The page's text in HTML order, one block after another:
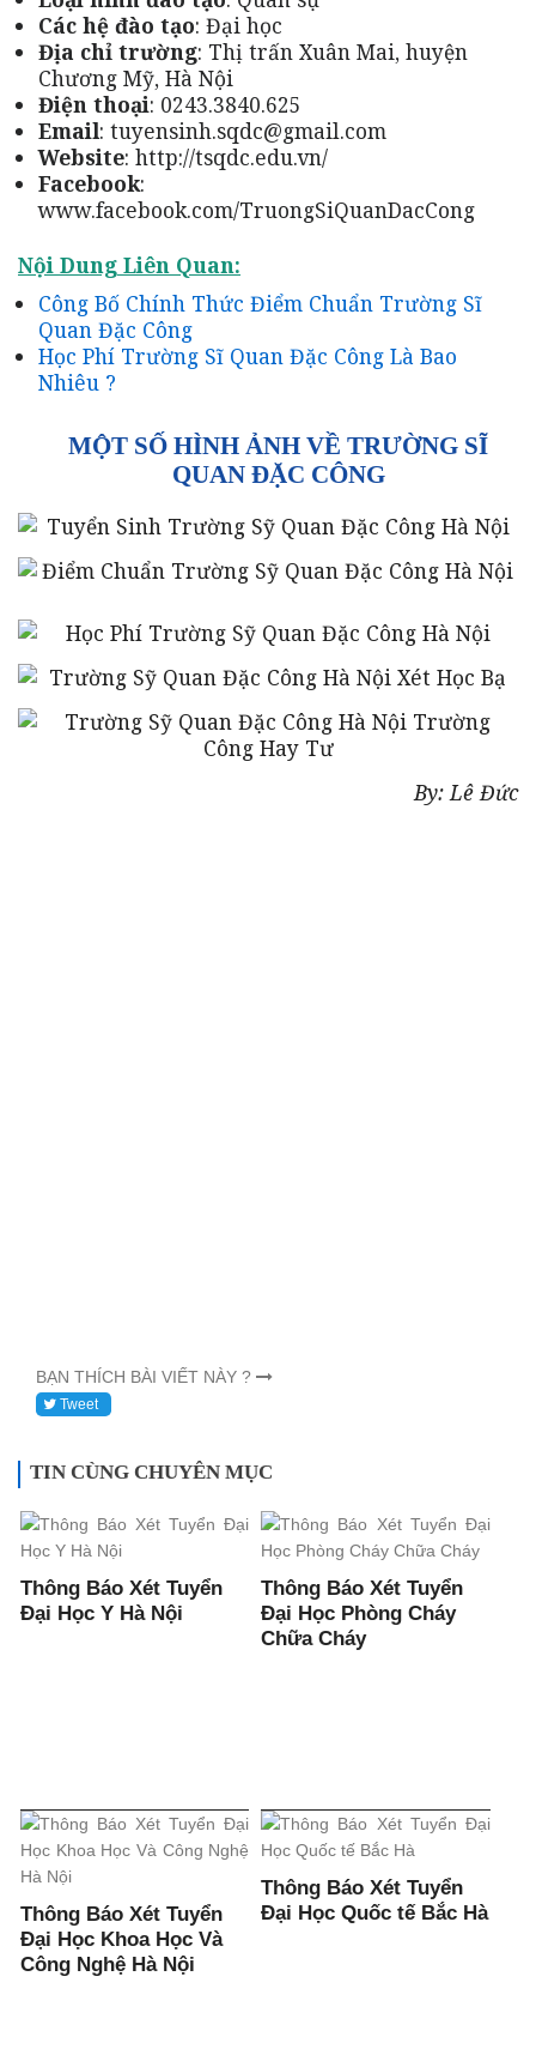
Các hệ đào tạo: Đại học
Địa chỉ trường: Thị trấn Xuân Mai, huyện
Chương Mỹ, Hà Nội
Điện thoại: 0243.3840.625
Email: tuyensinh.sqdc@gmail.com
Website: http://tsqdc.edu.vn/
Facebook:
www.facebook.com/TruongSiQuanDacCong
Nội Dung Liên Quan:
Công Bố Chính Thức Điểm Chuẩn Trường Sĩ
Quan Đặc Công
Học Phí Trường Sĩ Quan Đặc Công Là Bao
Nhiêu ?
MỘT SỐ HÌNH ẢNH VỀ TRƯỜNG SĨ
QUAN ĐẶC CÔNG
By: Lê Đức
BẠN THÍCH BÀI VIẾT NÀY ?
Tweet
TIN CÙNG CHUYÊN MỤC
Thông Báo Xét Tuyển
Đại Học Y Hà Nội
Thông Báo Xét Tuyển
Đại Học Phòng Cháy
Chữa Cháy
Thông Báo Xét Tuyển
Đại Học Khoa Học Và
Công Nghệ Hà Nội
Thông Báo Xét Tuyển
Đại Học Quốc tế Bắc Hà